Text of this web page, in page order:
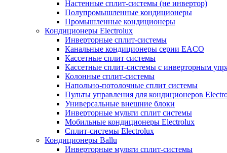
Настенные сплит-системы (не инвертор)
Полупромышленные кондиционеры
Промышленные кондиционеры
Кондиционеры Electrolux
Инверторные сплит-системы
Канальные кондиционеры серии EACO
Кассетные сплит системы
Кассетные сплит-системы с инверторным
Колонные сплит-системы
Напольно-потолочные сплит системы
Пульты управления для кондиционеров
Универсальные внешние блоки
Инверторные мульти сплит системы
Мобильные кондиционеры Electrolux
Сплит-системы Electrolux
Кондиционеры Ballu
Инверторные мульти сплит-системы